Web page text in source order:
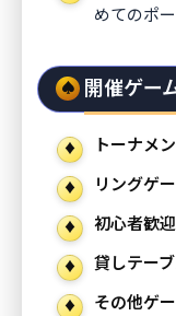
めてのポ
開催ゲー
トーナメ
リングゲ
初心者歓迎
貸しテー
その他ゲ